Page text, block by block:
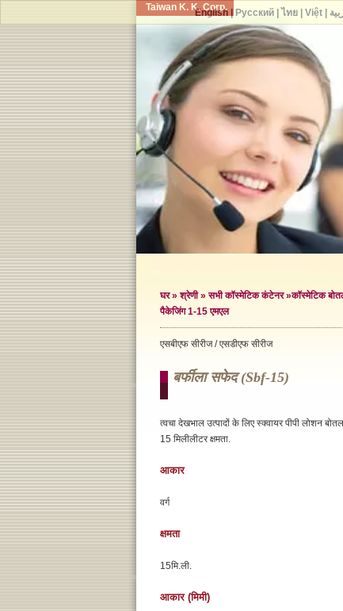
Taiwan K. K. Corp.
घर»श्रेणी»सभी कॉस्मेटिक कंटेनर»कॉस्मेटिक
पैकेजिंग 1-15 एमएल
एसबीएफ सीरीज / एसडीएफ सीरीज
बर्फीला सफेद (sbf-15)
त्वचा देखभाल उत्पादों के लिए स्क्वायर पीपी लोशन
15 मिलीलीटर क्षमता.
आकार
वर्ग
क्षमता
15मि.ली.
आकार (मिमी)
English| Русский| ไทย| Việt|